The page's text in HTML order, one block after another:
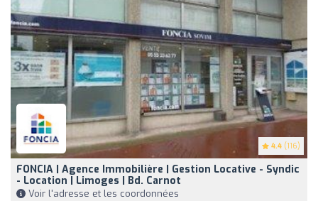
4.4 (116)
FONCIA | Agence Immobilière | Gestion Locative - Syndic
- Location | Limoges | Bd. Carnot
Voir l'adresse et les coordonnées